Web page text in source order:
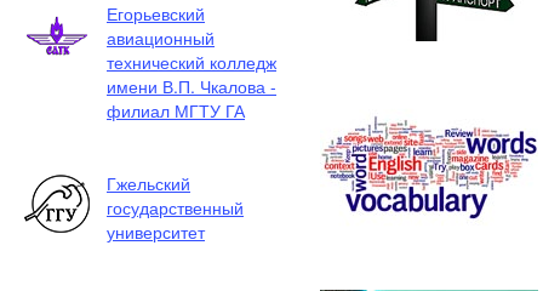
Егорьевский
авиационный
технический колледж
имени В.П. Чкалова -
филиал МГТУ ГА
Гжельский
государственный
университет